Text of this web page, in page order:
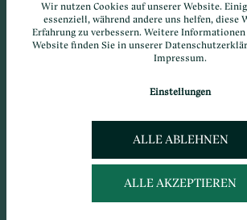
SOMMER-
Wir nutzen Cookies auf unserer Website.
essenziell, während andere uns helfen, diese
Erfahrung zu verbessern. Weitere Informationen
Website finden Sie in unserer
Impressum.
Einstellungen
ALLE ABLEHNEN
ALLE AKZEPTIEREN